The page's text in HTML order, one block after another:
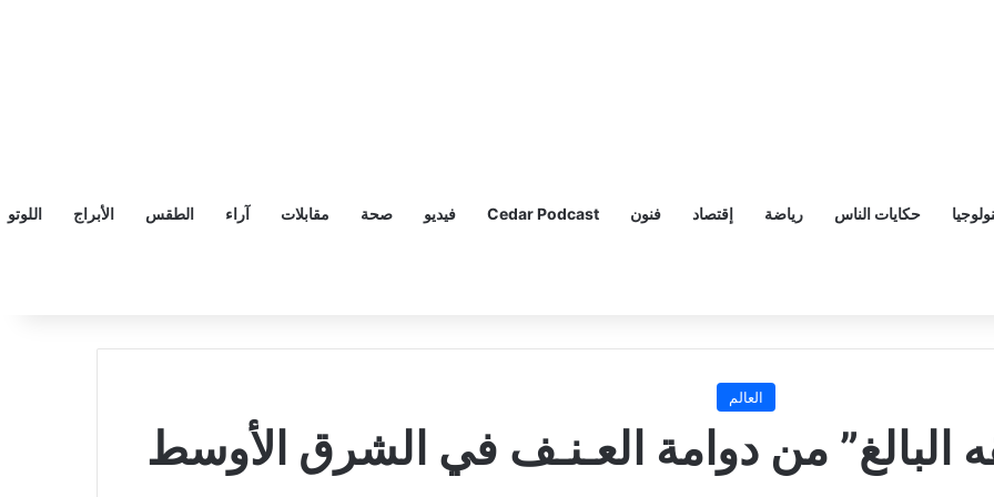
حكايات الناس رياضة إقتصاد فنون Cedar Podcast فيديو صحة مقابلات آراء الطقس الأبراج اللوتو
العالم
البالغ” من دوامة العـنـف في الشرق الأوسط